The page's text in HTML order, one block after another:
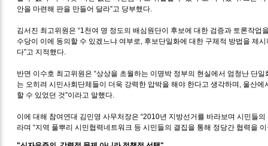
안을 마련해 판을 만들어 달라”고 당부했다.
김서진 최고위원은 “1천여 명 정도의 배심원단이 후보에 대한 검증과 토론작업
수당이 이에 동의할 수 있겠느냐 여부로, 후보단일화에 대한 구체적 방법을 제
다”고 지적했다.
반면 이수호 최고위원은 “상상을 초월하는 이명박 정부의 현실에서 엄청난 단일
는 오히려 시민사회단체들이 더욱 강력한 압박을 해야 한다고 생각하며, 울산
할 수 있었던 것”이라고 말했다.
이에 대해 참여연대 김민영 사무처장은 “2010년 지방선거를 바라보며 시민들
라며 “지역 풀뿌리 시민협력네트워크 등 시민들의 결집을 통해 정당간 협력을